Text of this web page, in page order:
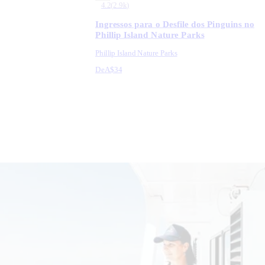
4.2( 2.9k )
Ingressos para o Desfile dos Pinguins no
Phillip Island Nature Parks
Phillip Island Nature Parks
DeA$34